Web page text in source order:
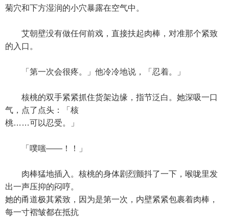
菊穴和下方湿润的小穴暴露在空气中。
艾朝壁没有做任何前戏，直接扶起肉棒，对准那个紧致
的入口。
「第一次会很疼。」他冷冷地说，「忍着。」
核桃的双手紧紧抓住货架边缘，指节泛白。她深吸一口
气，点了点头：「核
桃……可以忍受。」
「噗嗤——！！」
肉棒猛地插入。核桃的身体剧烈颤抖了一下，喉咙里发
出一声压抑的闷哼。
她的甬道极其紧致，因为是第一次，内壁紧紧包裹着肉棒，
每一寸褶皱都在抵抗